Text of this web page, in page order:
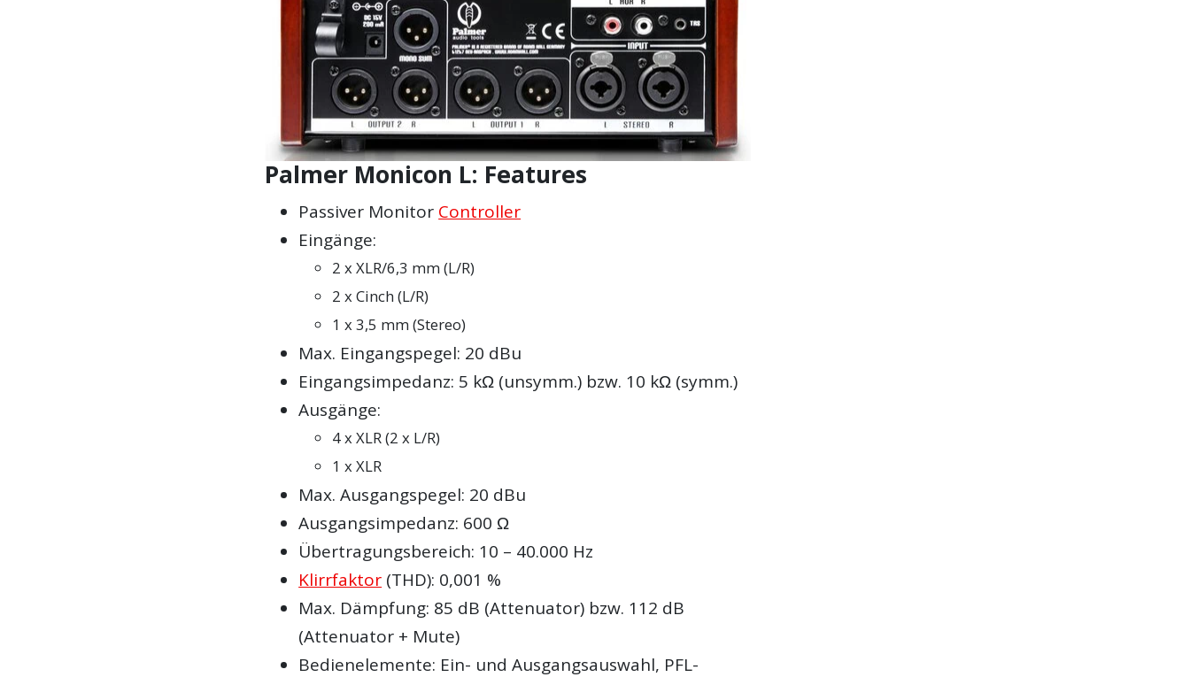
Palmer Monicon L: Features
Passiver Monitor Controller
Eingänge:
2 x XLR/6,3 mm (L/R)
2 x Cinch (L/R)
1 x 3,5 mm (Stereo)
Max. Eingangspegel: 20 dBu
Eingangsimpedanz: 5 kΩ (unsymm.) bzw. 10 kΩ (symm.)
Ausgänge:
4 x XLR (2 x L/R)
1 x XLR
Max. Ausgangspegel: 20 dBu
Ausgangsimpedanz: 600 Ω
Übertragungsbereich: 10 – 40.000 Hz
Klirrfaktor (THD): 0,001 %
Max. Dämpfung: 85 dB (Attenuator) bzw. 112 dB
(Attenuator + Mute)
Bedienelemente: Ein- und Ausgangsauswahl, PFL-